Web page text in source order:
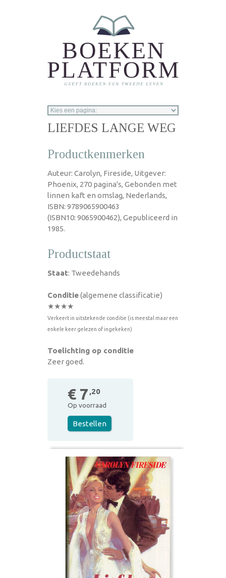
LIEFDES LANGE WEG
Productkenmerken
Auteur: Carolyn, Fireside, Uitgever:
Phoenix, 270 pagina's, Gebonden met
linnen kaft en omslag, Nederlands,
ISBN: 9789065900463
(ISBN10: 9065900462), Gepubliceerd in
1985.
Productstaat
Staat: Tweedehands
Conditie(algemene classificatie)
★★★★
Verkeert in uitstekende conditie (is meestal maar een
enkele keer gelezen of ingekeken)
Toelichting op conditie
Zeer goed.
€ 7 ,20
Op voorraad
Bestellen